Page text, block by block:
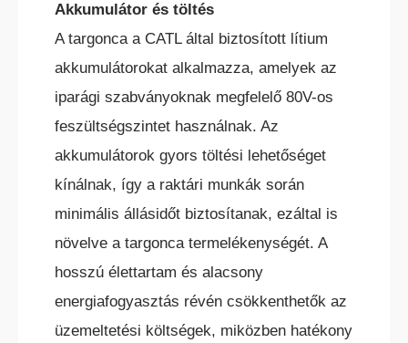
BÉRELHETŐ TARGONCÁK
Akkumulátor és töltés
A targonca a CATL által biztosított lítium
akkumulátorokat alkalmazza, amelyek az
iparági szabványoknak megfelelő 80V-os
feszültségszintet használnak. Az
akkumulátorok gyors töltési lehetőséget
kínálnak, így a raktári munkák során
minimális állásidőt biztosítanak, ezáltal is
növelve a targonca termelékenységét. A
hosszú élettartam és alacsony
energiafogyasztás révén csökkenthetők az
üzemeltetési költségek, miközben hatékony